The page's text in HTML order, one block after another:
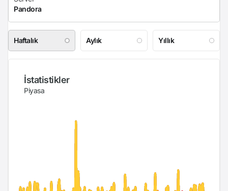
Haftalık Aylık Yıllık
İstatistikler
Piyasa